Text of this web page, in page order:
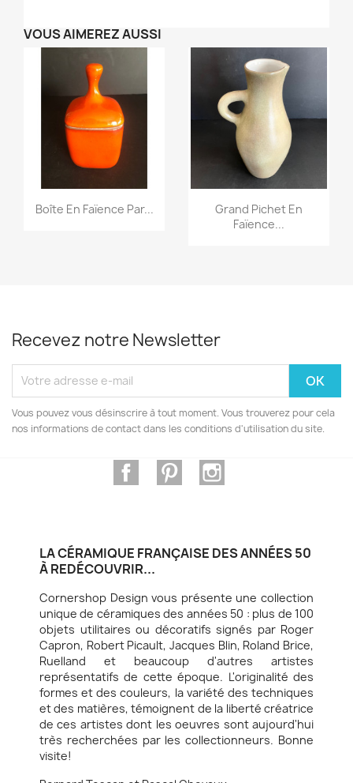
VOUS AIMEREZ AUSSI
Boîte En Faïence Par...
Grand Pichet En
Faïence...
Recevez notre Newsletter
Vous pouvez vous désinscrire à tout moment. Vous trouverez pour cela
nos informations de contact dans les conditions d'utilisation du site.
FacebookPinterest
LA CÉRAMIQUE FRANÇAISE DES ANNÉES 50
À REDÉCOUVRIR...
Cornershop Design vous présente une collection
unique de céramiques des années 50 : plus de 100
objets utilitaires ou décoratifs signés par Roger
Capron, Robert Picault, Jacques Blin, Roland Brice,
Ruelland et beaucoup d'autres artistes
représentatifs de cette époque. L'originalité des
formes et des couleurs, la variété des techniques
et des matières, témoignent de la liberté créatrice
de ces artistes dont les oeuvres sont aujourd'hui
très recherchées par les collectionneurs. Bonne
visite!